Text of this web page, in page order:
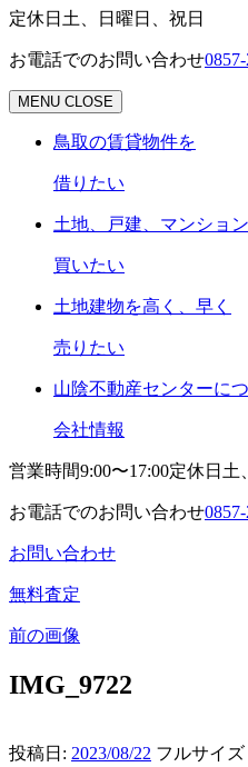
定休日 土、日曜日、祝日
お電話でのお問い合わせ
MENU CLOSE
鳥取の賃貸物件を
借りたい
土地、戸建、マンショ
買いたい
土地建物を高く、早く
売りたい
山陰不動産センターに
会社情報
営業時間9:00〜17:00定休日 土
お電話でのお問い合わせ
お問い合わせ
無料査定
前の画像
IMG_9722
投稿日: 2023/08/22 フルサイズ